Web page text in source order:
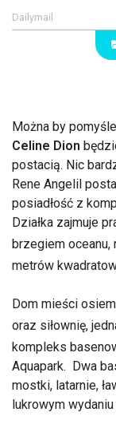
Dailymail
Można by
Celine Dion
postacią. Nic
Rene Angelil
posiadłość z
Działka zajmuje
brzegiem oceanu,
metrów
Dom mieści
oraz siłownię,
kompleks
Aquapark. Dwa
mostki, latarnie,
lukrowym